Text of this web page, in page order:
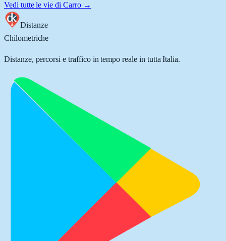
Vedi tutte le vie di Carro→
Distanze
Chilometriche
Distanze, percorsi e traffico in tempo reale in tutta Italia.